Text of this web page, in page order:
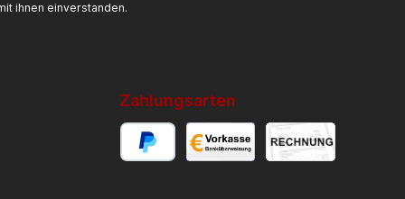
ihnen einverstanden.
Zahlungsarten